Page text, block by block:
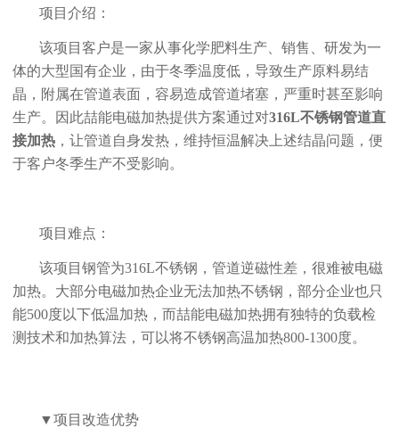
项目介绍：
该项目客户是一家从事化学肥料生产、销售、研发为一
体的大型国有企业，由于冬季温度低，导致生产原料易结
晶，附属在管道表面，容易造成管道堵塞，严重时甚至影响
生产。因此喆能电磁加热提供方案通过对316L不锈钢管道直
接加热 ，让管道自身发热，维持恒温解决上述结晶问题，便
于客户冬季生产不受影响。
项目难点：
该项目钢管为316L不锈钢，管道逆磁性差，很难被电磁
加热。大部分电磁加热企业无法加热不锈钢，部分企业也只
能500度以下低温加热，而喆能电磁加热拥有独特的负载检
测技术和加热算法，可以将不锈钢高温加热800-1300度。
▼项目改造优势